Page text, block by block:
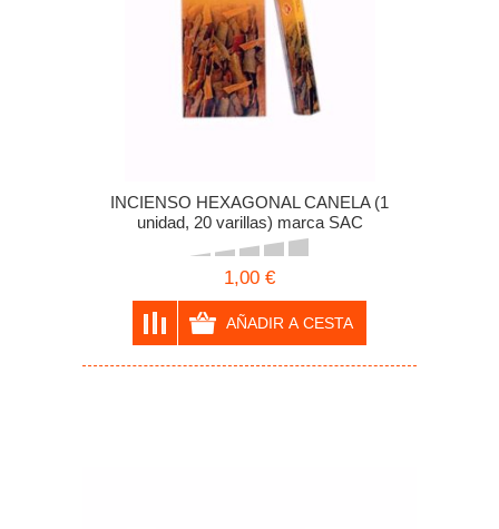
INCIENSO HEXAGONAL CANELA (1
unidad, 20 varillas) marca SAC
1,00 €